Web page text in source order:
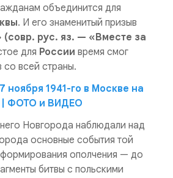
объединится для
. И его знаменитый призыв
(совр. рус. яз. — «Вместе за
для России время смог
со всей страны.
ноября 1941-го в Москве на
| ФОТО и ВИДЕО
Новгорода наблюдали над
основные события той
ополчения — до
битвы с польскими